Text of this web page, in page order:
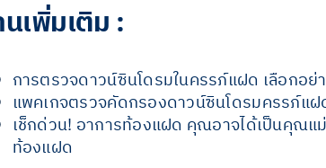
เพิ่มเติม :
การตรวจดาวน์ซินโดรมในครรภ์แฝด เลือกอย่
แพคเกจตรวจคัดกรองดาวน์ซินโดรมครรภ์แฝ
เช็กด่วน! อาการท้องแฝด คุณอาจได้เป็นคุณ
ท้องแฝด